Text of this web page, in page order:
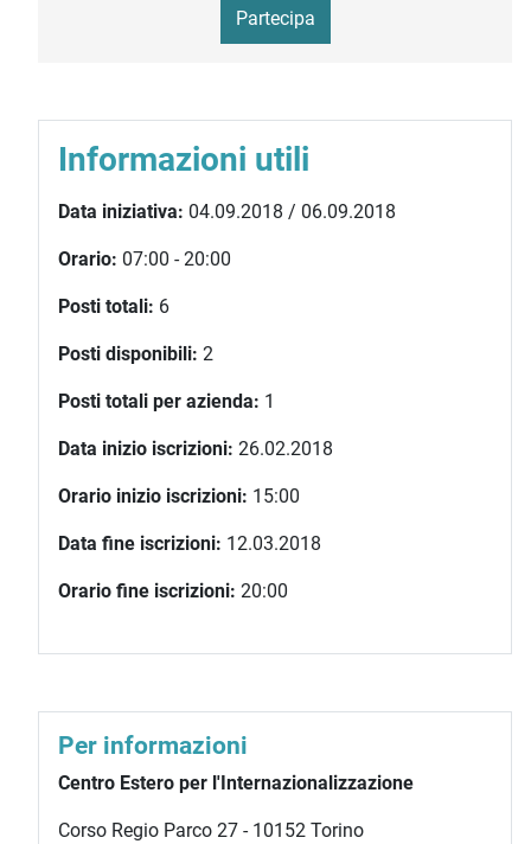
Partecipa
Informazioni utili
Data iniziativa: 04.09.2018 / 06.09.2018
Orario: 07:00 - 20:00
Posti totali: 6
Posti disponibili: 2
Posti totali per azienda: 1
Data inizio iscrizioni: 26.02.2018
Orario inizio iscrizioni: 15:00
Data fine iscrizioni: 12.03.2018
Orario fine iscrizioni: 20:00
Per informazioni
Centro Estero per l'Internazionalizzazione
Corso Regio Parco 27 - 10152 Torino